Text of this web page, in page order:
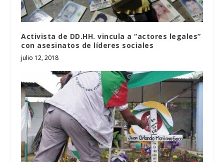
Activista de DD.HH. vincula a “actores legales”
con asesinatos de líderes sociales
julio 12, 2018